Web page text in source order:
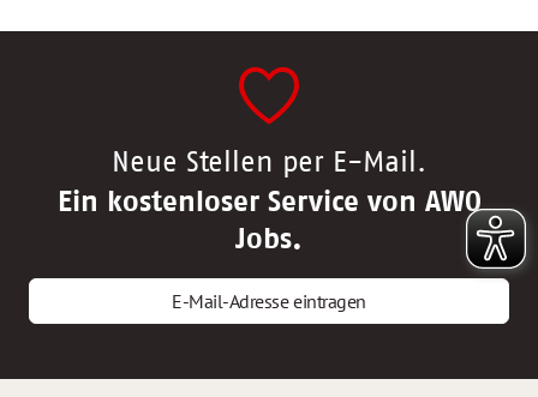
Neue Stellen per E-Mail.
Ein kostenloser Service von AWO
Jobs.
E-Mail-Adresse eintragen